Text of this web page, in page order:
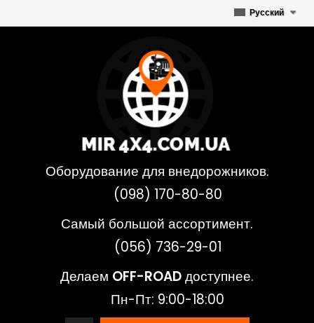
Русский
Оборудование для внедорожников.
(098) 170-80-80
Самый большой ассортимент.
(056) 736-29-01
Делаем OFF-ROADдоступнее.
Пн-Пт: 9:00-18:00